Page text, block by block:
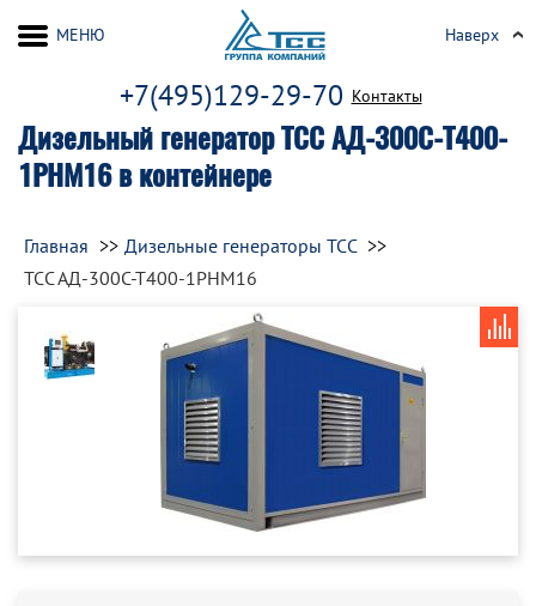
Дизельный генератор ТСС АД-300С-Т400-
1РНМ16 в контейнере
+7(495)129-29-70 Контакты
МЕНЮ Наверх
Главная
Дизельные генераторы ТСС
ТСС АД-300С-Т400-1РНМ16